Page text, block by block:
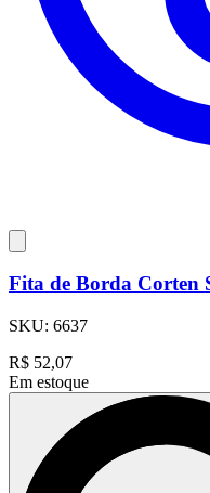
Fita de Borda Corten
SKU: 6637
R$ 52,07
Em estoque